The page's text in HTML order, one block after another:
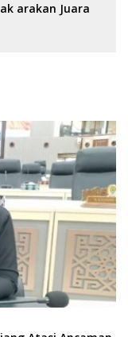
arakan Juara